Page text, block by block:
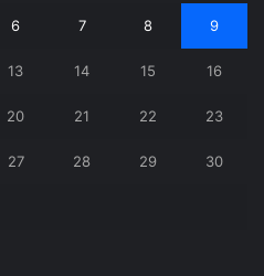
6 7 8 9
13 14 15 16
20 21 22 23
27 28 29 30